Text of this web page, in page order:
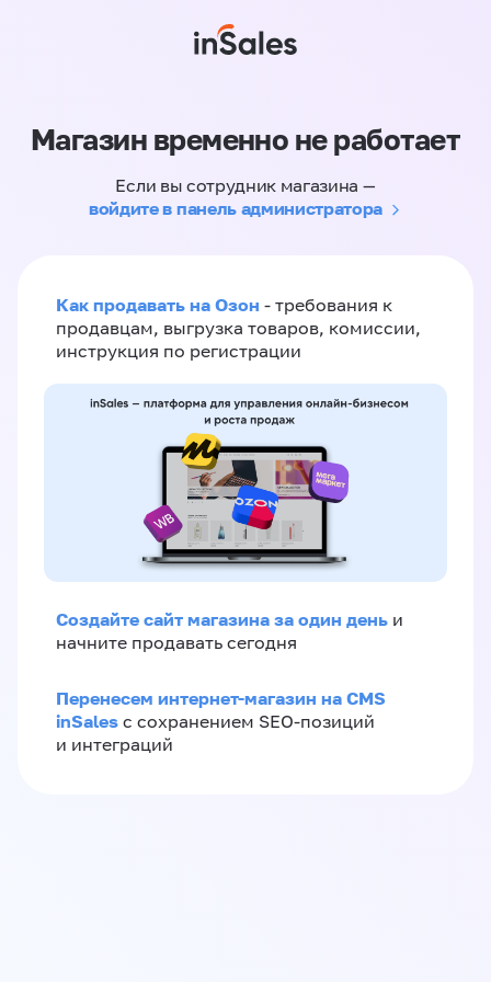
Магазин временно не работает
Если вы сотрудник магазина —
войдите в панель администратора
Как продавать на Озон - требования к
продавцам, выгрузка товаров, комиссии,
инструкция по регистрации
Создайте сайт магазина за один день и
начните продавать сегодня
Перенесем интернет-магазин на CMS
inSales с сохранением SEO-позиций
и интеграций